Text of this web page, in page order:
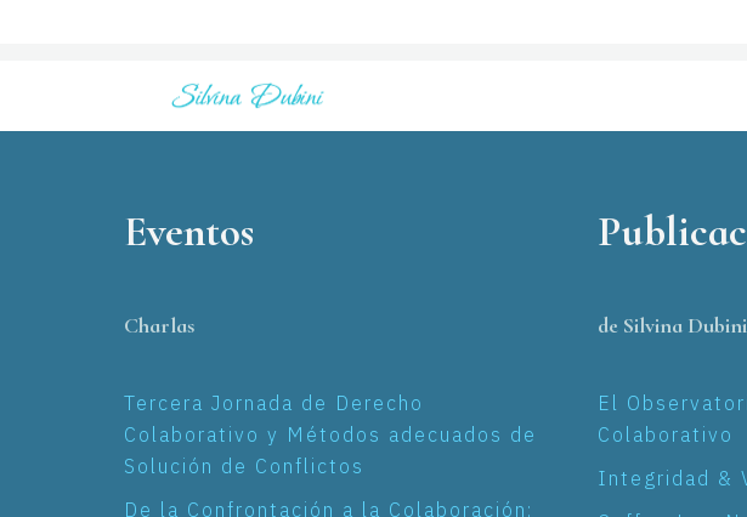
Eventos
Charlas
Tercera Jornada de Derecho
Colaborativo y Métodos adecuados de
Solución de Conflictos
de Silvina Dubini
El
Colaborativo
Integridad &